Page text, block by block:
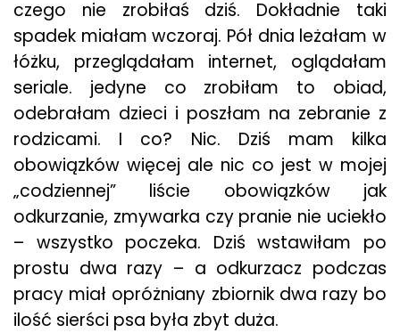
czego nie zrobiłaś dziś. Dokładnie taki
spadek miałam wczoraj. Pół dnia leżałam w
łóżku, przeglądałam internet, oglądałam
seriale. jedyne co zrobiłam to obiad,
odebrałam dzieci i poszłam na zebranie z
rodzicami. I co? Nic. Dziś mam kilka
obowiązków więcej ale nic co jest w mojej
„codziennej” liście obowiązków jak
odkurzanie, zmywarka czy pranie nie uciekło
– wszystko poczeka. Dziś wstawiłam po
prostu dwa razy – a odkurzacz podczas
pracy miał opróżniany zbiornik dwa razy bo
ilość sierści psa była zbyt duża.